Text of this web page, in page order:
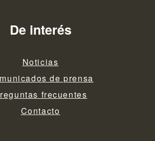
De interés
Noticias
de prensa
frecuentes
Contacto